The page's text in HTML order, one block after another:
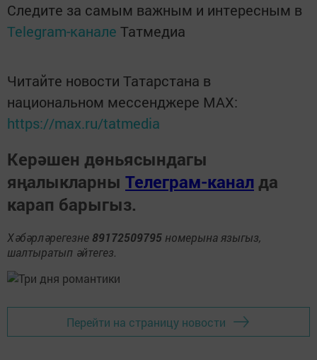
Следите за самым важным и интересным в
Telegram-канале Татмедиа
Читайте новости Татарстана в
национальном мессенджере MАХ:
https://max.ru/tatmedia
Керәшен дөньясындагы
яңалыкларны Телеграм-канал да
карап барыгыз.
Хәбәрләрегезне 89172509795 номерына языгыз,
шалтыратып әйтегез.
Перейти на страницу новости